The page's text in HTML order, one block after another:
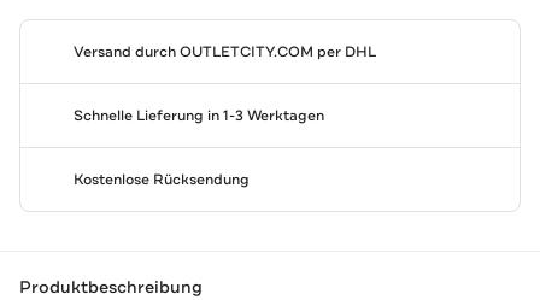
Versand durchOUTLETCITY.COM per DHL
Schnelle Lieferung in 1-3 Werktagen
Kostenlose Rücksendung
Produktbeschreibung